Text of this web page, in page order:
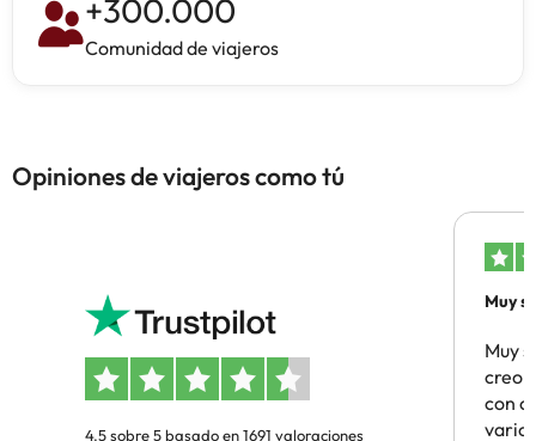
+300.000
Comunidad de viajeros
Opiniones de viajeros como tú
4.5 sobre 5 basado en 1691 valoraciones
Muy
Muy
creo
con